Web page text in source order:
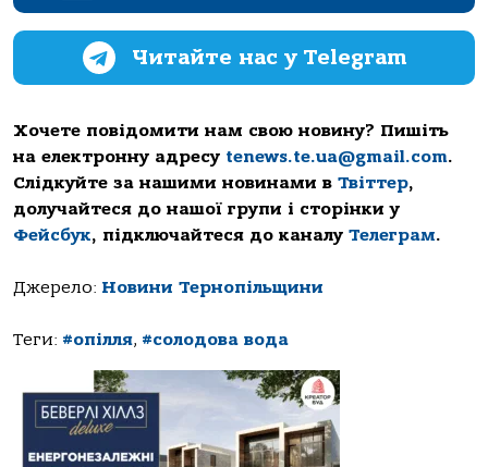
Читайте нас у Telegram
Хочете повідомити нам свою новину? Пишіть
на електронну адресу tenews.te.ua@gmail.com.
Слідкуйте за нашими новинами в Твіттер,
долучайтеся до нашої групи і сторінки у
Фейсбук, підключайтеся до каналу Телеграм.
Джерело: Новини Тернопільщини
Теги: #опілля, #солодова вода